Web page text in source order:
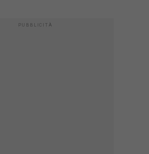
PUBBLICITÀ